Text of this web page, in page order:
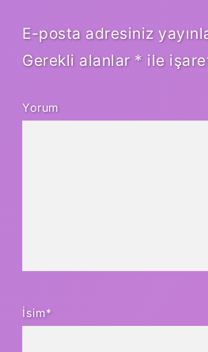
E-posta adresiniz
Gerekli alanlar * ile
Yorum
İsim*